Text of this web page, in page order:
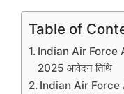
Table of
Indian Air Force
2025 आवेदन तिथि
Indian Air Force